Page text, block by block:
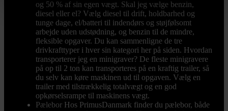
og 50 % af sin egen vægt. Skal jeg vælge benzin,
diesel eller el? Vælg diesel til drift, holdbarhed og
tunge dage, el/batteri til indendørs og støjfølsomt
arbejde uden udstødning, og benzin til de mindre,
fleksible opgaver. Du kan sammenligne de tre
drivkrafttyper i hver sin kategori her på siden. Hvordan
transporterer jeg en minigraver? De fleste minigravere
på op til 2 ton kan transporteres på en kraftig trailer, så
du selv kan køre maskinen ud til opgaven. Vælg en
trailer med tilstrækkelig totalvægt og en god
opkørselsrampe til maskinens vægt.
Pælebor Hos PrimusDanmark finder du pælebor, både